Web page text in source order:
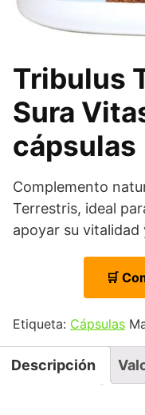
Tribulus
Sura
cápsulas
Complemento
Terrestris, ideal
apoyar su
🛒
Etiqueta: Cápsulas
Descripción